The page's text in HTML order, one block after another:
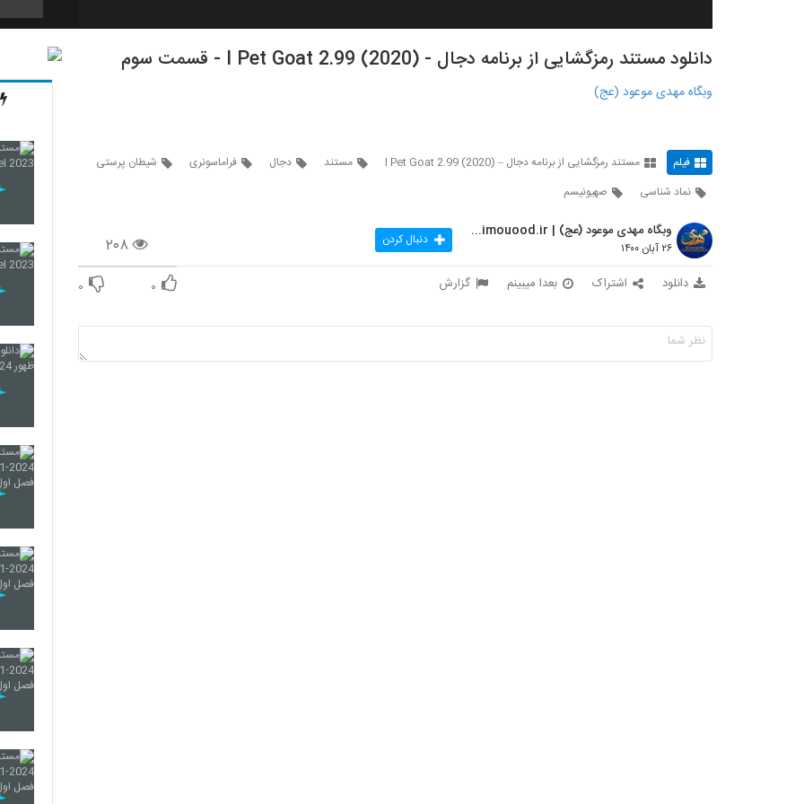
7 دانلود مستند رمزگشایی از برنامه دجال - I Pet Goat 2.99 (2020) - قسمت سوم
وبگاه مهدی موعود (عج)
فیلم مستند رمزگشایی از برنامه دجال – I Pet Goat 2.99 (2020) مستند دجال فراماسونری
شیطان پرستی
نماد شناسی
صهیونیسم
۲۰۸
وبگاه مهدی موعود (عج) | mahdimouood.ir
۲۶ آبان ۱۴۰۰ دنبال کردن
دانلود اشتراک بعدا میبینم گزارش ۰ ۰